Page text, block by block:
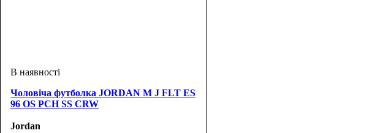
Чоловіча футболка JORDAN M J FLT ES
96 OS PCH SS CRW
Jordan